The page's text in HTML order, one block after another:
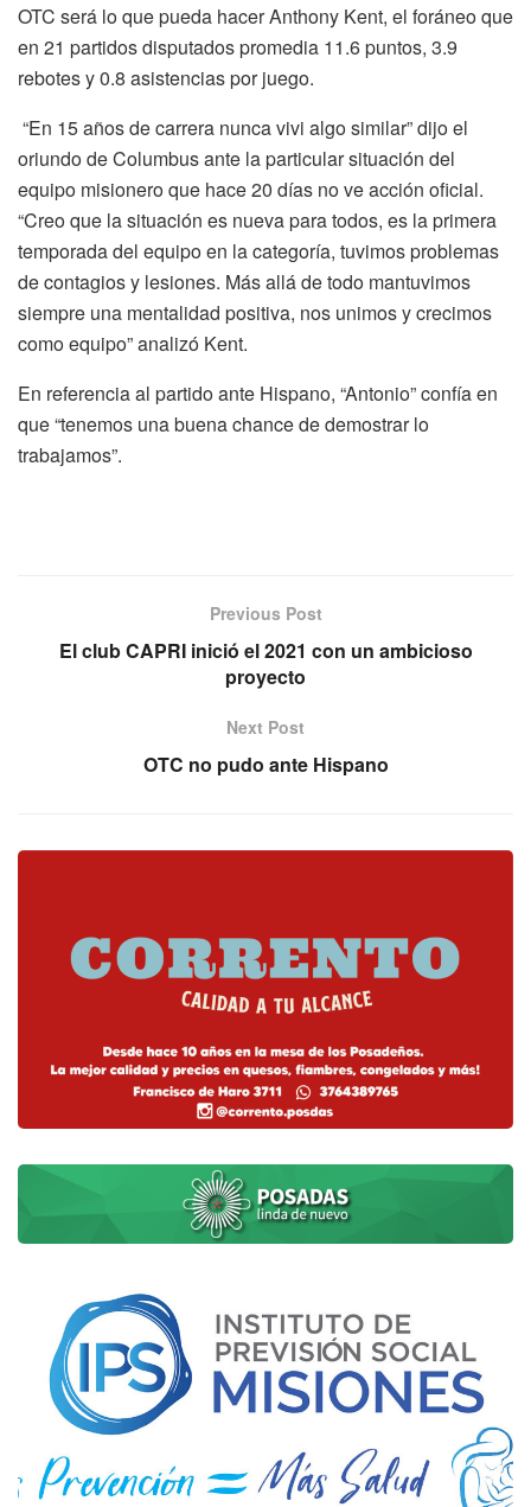
OTC será lo que pueda hacer Anthony Kent, el foráneo que
en 21 partidos disputados promedia 11.6 puntos, 3.9
rebotes y 0.8 asistencias por juego.
“En 15 años de carrera nunca vivi algo similar” dijo el
oriundo de Columbus ante la particular situación del
equipo misionero que hace 20 días no ve acción oficial.
“Creo que la situación es nueva para todos, es la primera
temporada del equipo en la categoría, tuvimos problemas
de contagios y lesiones. Más allá de todo mantuvimos
siempre una mentalidad positiva, nos unimos y crecimos
como equipo” analizó Kent.
En referencia al partido ante Hispano, “Antonio” confía en
que “tenemos una buena chance de demostrar lo
trabajamos”.
Previous Post
El club CAPRI inició el 2021 con un ambicioso
proyecto
Next Post
OTC no pudo ante Hispano